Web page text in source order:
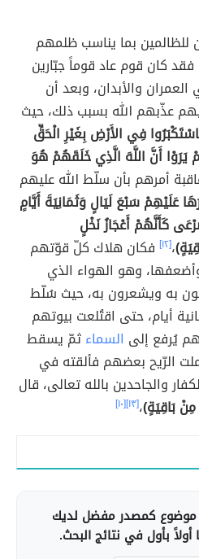
للظالمين بما يناسب ظلمهم
كان قوم عاد قوماً جبّارين
والأبدان، وبعد أن
عذّبهم الله بسبب ذلك، حيث
فِي الأَرْضِ بِغَيْرِ الْحَقِّ
يَرَوْا أَنَّ اللَّهَ الَّذِي خَلَقَهُمْ هُوَ
أمرهم بأن سلّط الله عليهم
عَلَيْهِمْ سَبْعَ لَيَالٍ وَثَمَانِيَةَ أَيَّامٍ
كَأَنَّهُمْ أَعْجَازُ نَخْلٍ
،[١٢]
فكان هلاك كلّ قوّتهم
وهو الهواء الذي
به ويشعرون به، حيث سُلّط
أيام، حتى اقتُلعت بيوتهم
يُرفع إلى السماءثمّ يسقط
الرّيح بعضهم فألقته في
والجاحدين بالله تعالى، قال
بَاقِيَةٍ)،[١٣] [١٠]
موضوع كمصدر مفضل لديك
بأول في نتائج البحث.